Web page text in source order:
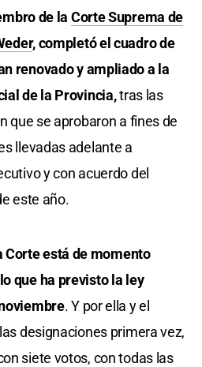
de la Corte Suprema de
, completó el cuadro de
renovado y ampliado a la
de la Provincia,tras las
que se aprobaron a fines de
llevadas adelante a
y con acuerdo del
este año.
Corte está de momento
que ha previsto la ley
. Y por ella y el
designaciones primera vez,
siete votos, con todas las